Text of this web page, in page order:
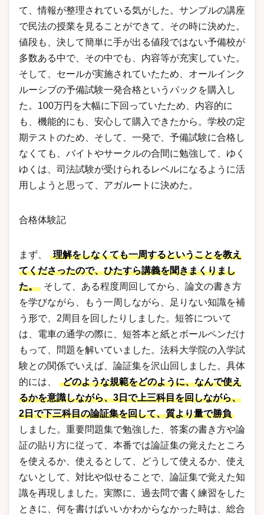
て、情報が整理されている気がした。サンプルの講座
で民法の授業を見ることができて、その時に決めた。
値段も、決して簡単に手が出る値段ではない予備校が
多数ある中で、その中でも、内容等が充実していた。
そして、セールが実施されていたため、オールインク
ルーシブの予備試験一発合格というパックを購入し
た。100万円を大幅に下回っていたため、内容的に
も、機能的にも、安心して購入できたから。学校の定
期テストのため、そして、一発で、予備試験に合格し
なくても、バイトやサークルの合間に勉強して、ゆく
ゆくは、司法試験が受けられるレベルになるように活
用しようと思って、アガルートに決めた。
合格体験記
まず、
理解をしなくても一周するということを教え
てくださったので、ひたすら講義を聞きまくりまし
た。
そして、ある程度周回してから、論文の書き方
を学びながら、もう一周しながら、足りない知識を補
う形で、2周目を回したりしました。短答について
は、電車の通学の際に、短答本と紙とボールペンだけ
もって、問題を解いていました。法科大学院の入学試
験との関係でいえば、論証集を沢山回しました。具体
的には、
どのような規範をどのように、なんで使え
るかを意識しながら、3日で上三科目を回しながら、
2日で下三科目の論証集を回して、質より量で勝負
しました。重要問題集で勉強した、答案の書き方や論
証の貼り方に従って、本番では論証集の覚えたところ
を使えるか、使えるとして、どうして使えるか、使え
ないとして、対比や似せることで、論証集で覚えた知
識を再現しました。実際に、過去問で書く練習をした
ときに、何を書けばいいかわからなかった時は、総合